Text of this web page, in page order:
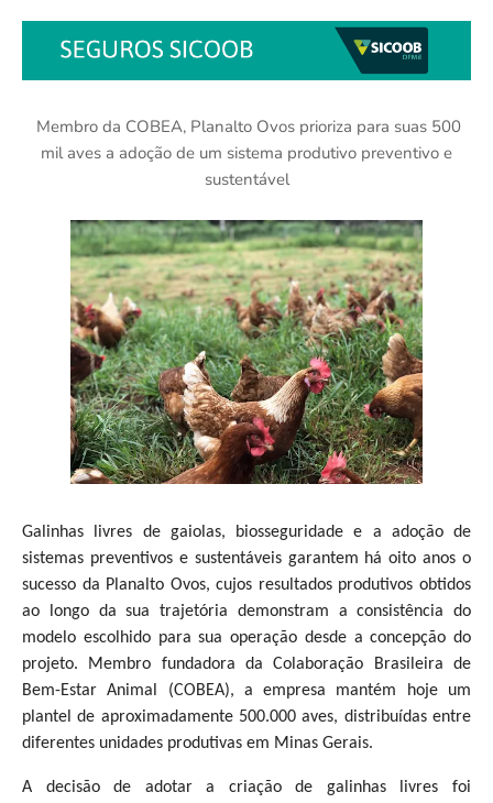
Membro da COBEA, Planalto Ovos prioriza para suas 500
mil aves a adoção de um sistema produtivo preventivo e
sustentável
Galinhas livres de gaiolas, biosseguridade e a adoção de
sistemas preventivos e sustentáveis garantem há oito anos o
sucesso da Planalto Ovos, cujos resultados produtivos obtidos
ao longo da sua trajetória demonstram a consistência do
modelo escolhido para sua operação desde a concepção do
projeto. Membro fundadora da Colaboração Brasileira de
Bem-Estar Animal (COBEA), a empresa mantém hoje um
plantel de aproximadamente 500.000 aves, distribuídas entre
diferentes unidades produtivas em Minas Gerais.
A decisão de adotar a criação de galinhas livres foi